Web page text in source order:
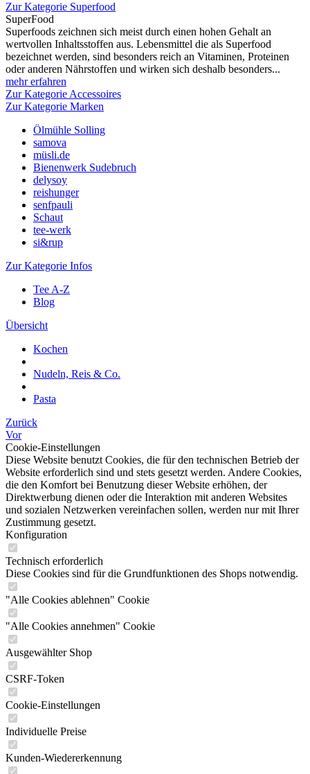
Zur Kategorie Superfood
SuperFood
Superfoods zeichnen sich meist durch einen hohen Gehalt an
wertvollen Inhaltsstoffen aus. Lebensmittel die als Superfood
bezeichnet werden, sind besonders reich an Vitaminen, Proteinen
oder anderen Nährstoffen und wirken sich deshalb besonders...
mehr erfahren
Zur Kategorie Accessoires
Zur Kategorie Marken
Ölmühle Solling
samova
müsli.de
Bienenwerk Sudebruch
delysoy
reishunger
senfpauli
Schaut
tee-werk
si&rup
Zur Kategorie Infos
Tee A-Z
Blog
Übersicht
Kochen
Nudeln, Reis & Co.
Pasta
Zurück
Vor
Cookie-Einstellungen
Diese Website benutzt Cookies, die für den technischen Betrieb der
Website erforderlich sind und stets gesetzt werden. Andere Cookies,
die den Komfort bei Benutzung dieser Website erhöhen, der
Direktwerbung dienen oder die Interaktion mit anderen Websites
und sozialen Netzwerken vereinfachen sollen, werden nur mit Ihrer
Zustimmung gesetzt.
Konfiguration
Technisch erforderlich
Diese Cookies sind für die Grundfunktionen des Shops notwendig.
"Alle Cookies ablehnen" Cookie
"Alle Cookies annehmen" Cookie
Ausgewählter Shop
CSRF-Token
Cookie-Einstellungen
Individuelle Preise
Kunden-Wiedererkennung